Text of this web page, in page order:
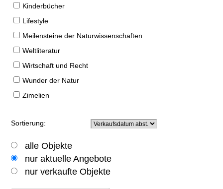
Kinderbücher
Lifestyle
Meilensteine der Naturwissenschaften
Weltliteratur
Wirtschaft und Recht
Wunder der Natur
Zimelien
Sortierung:
alle Objekte
nur aktuelle Angebote
nur verkaufte Objekte